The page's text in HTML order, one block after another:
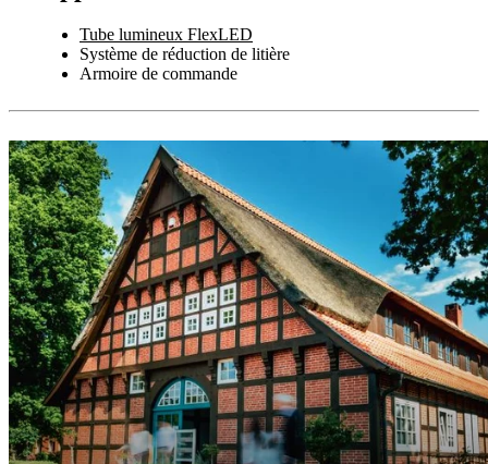
Tube lumineux FlexLED
Système de réduction de litière
Armoire de commande